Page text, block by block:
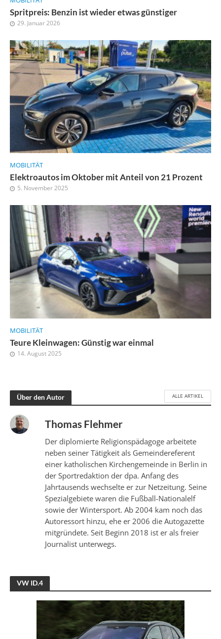
Spritpreis: Benzin ist wieder etwas günstiger
29. Januar 2026
MOBILITÄT
Elektroautos im Oktober mit Anteil von 21 Prozent
5. November 2025
MOBILITÄT
Teure Kleinwagen: Günstig war einmal
14. August 2025
Über den Autor ALLE ARTIKEL
Thomas Flehmer
Der diplomierte Religionspädagoge arbeitete
neben seiner Tätigkeit als Gemeindereferent
einer katholischen Kirchengemeinde in Berlin in
der Sportredaktion der dpa. Anfang des
Jahrtausends wechselte er zur Netzeitung. Seine
Spezialgebiete waren die Fußball-Nationalelf
sowie der Wintersport. Ab 2004 kam noch das
Autoressort hinzu, ehe er 2006 die Autogazette
mitgründete. Seit Beginn 2018 ist er als freier
Journalist unterwegs.
VW ID.4